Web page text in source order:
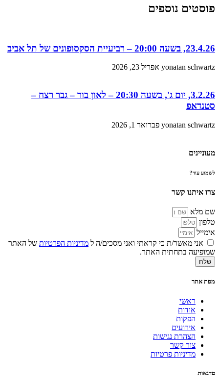
פוסטים נוספים
23.4.26, בשעה 20:00 – רביעיית הסקסופונים של תל אביב
yonatan schwartz אפריל 23, 2026
3.2.26, יום ג', בשעה 20:30 – לאון בור – גבר רצח –
סטנדאפ
yonatan schwartz פברואר 1, 2026
מעוניינים
לשמוע עוד?
צרו איתנו קשר
שם מלא
טלפון
אימייל
אני מאשר/ת כי קראתי ואני מסכים/ה ל מדיניות הפרטיות של האתר
שמופיעה בתחתית האתר.
שלח
מפת אתר
ראשי
אודות
הפקות
אירועים
הצהרת נגישות
צור קשר
מדיניות פרטיות
סדנאות